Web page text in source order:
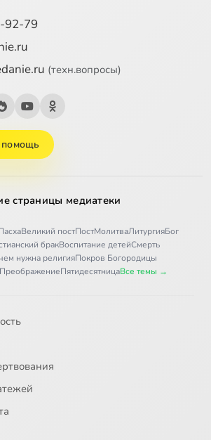
92-79
(техн.вопросы)
страницы медиатеки
Великий постПостМолитваЛитургияБог
бракВоспитание детейСмерть
нужна религияПокров Богородицы
ПреображениеПятидесятницаВсе темы →